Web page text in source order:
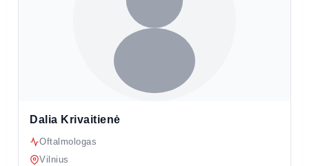
Dalia Krivaitienė
Oftalmologas
Vilnius